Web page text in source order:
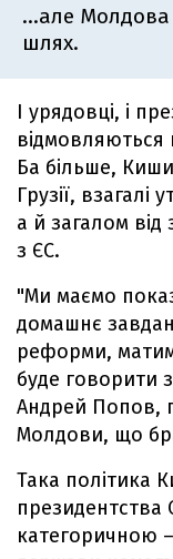
...але
шлях.
І урядовці, і
відмовляються
Ба більше,
Грузії,
а й загалом
з ЄС.
"Ми маємо
домашнє
реформи,
буде говорити
Андрей Попов,
Молдови, що
Така політика
президентства
категоричною –